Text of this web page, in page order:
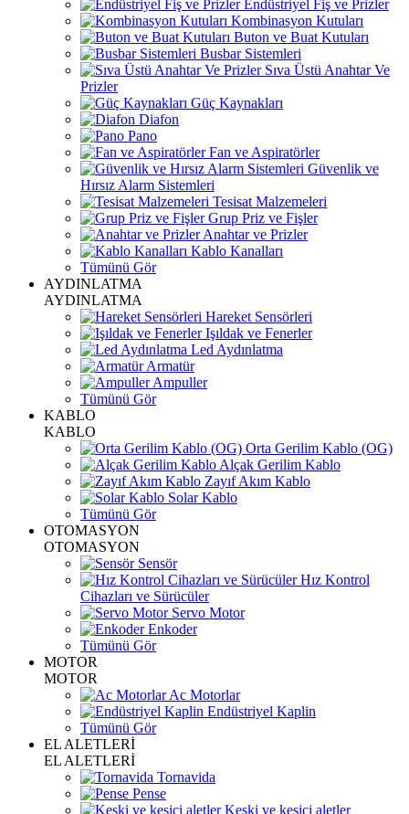
Endüstriyel Fiş ve Prizler
Kombinasyon Kutuları
Buton ve Buat Kutuları
Busbar Sistemleri
Sıva Üstü Anahtar Ve
Prizler
Güç Kaynakları
Diafon
Pano
Fan ve Aspiratörler
Güvenlik ve
Hırsız Alarm Sistemleri
Tesisat Malzemeleri
Grup Priz ve Fişler
Anahtar ve Prizler
Kablo Kanalları
Tümünü Gör
AYDINLATMA
AYDINLATMA
Hareket Sensörleri
Işıldak ve Fenerler
Led Aydınlatma
Armatür
Ampuller
Tümünü Gör
KABLO
KABLO
Orta Gerilim Kablo (OG)
Alçak Gerilim Kablo
Zayıf Akım Kablo
Solar Kablo
Tümünü Gör
OTOMASYON
OTOMASYON
Sensör
Hız Kontrol
Cihazları ve Sürücüler
Servo Motor
Enkoder
Tümünü Gör
MOTOR
MOTOR
Ac Motorlar
Endüstriyel Kaplin
Tümünü Gör
EL ALETLERİ
EL ALETLERİ
Tornavida
Pense
Keski ve kesici aletler